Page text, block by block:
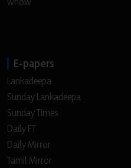
E-papers
Lankadeepa
Sunday Lankadeepa
Sunday Times
Daily FT
Daily Mirror
Tamil Mirror